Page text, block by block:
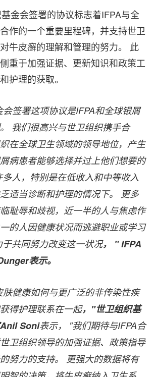
金会签署的协议标志着IFPA与全
作的一个重要里程碑，并支持世卫
牛皮癣的理解和管理的努力。 此
重于加强证据、更新知识和政策工
护理的获取。
签署这项协议是IFPA和全球银屑
我们很高兴与世卫组织携手合
在全球卫生领域的领导地位，产生
病患者能够选择并过上他们想要的
多人，特别是在低收入和中等收入
适当诊断和护理的情况下。 更多
耻辱和歧视，近一半的人与焦虑作
的人因健康状况而逃避职业或学习
共同努力改变这一状况， "IFPA
表示。
健康如何与更广泛的非传染性疾
得护理联系在一起，"世卫组织基
Soni表示， "我们期待与IFPA合
卫组织领导的加强证据、政策指导
努力的支持。 更强大的数据将有